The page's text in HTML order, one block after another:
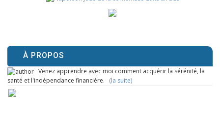
À PROPOS
Venez apprendre avec moi comment acquérir la sérénité, la
santé et l'indépendance financière. (la suite)